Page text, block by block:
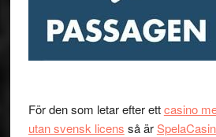
För den som letar efter ettcasino
utan svensk licens så är